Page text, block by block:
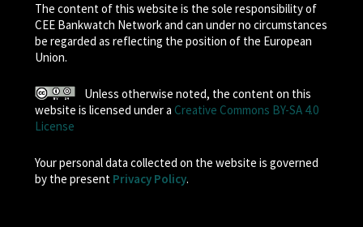
The content of this website is the sole responsibility of
CEE Bankwatch Network and can under no circumstances
be regarded as reflecting the position of the European
Union.
Unless otherwise noted, the content on this
website is licensed under a Creative Commons BY-SA 4.0
License
Your personal data collected on the website is governed
by the present Privacy Policy.